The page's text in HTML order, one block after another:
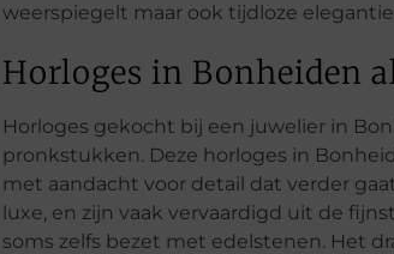
weerspiegelt maar ook tijdloze
Horloges in Bonheiden
Horloges gekocht bij een juwelier in
pronkstukken. Deze horloges in
met aandacht voor detail dat verder
luxe, en zijn vaak vervaardigd uit de
soms zelfs bezet met edelstenen. Het